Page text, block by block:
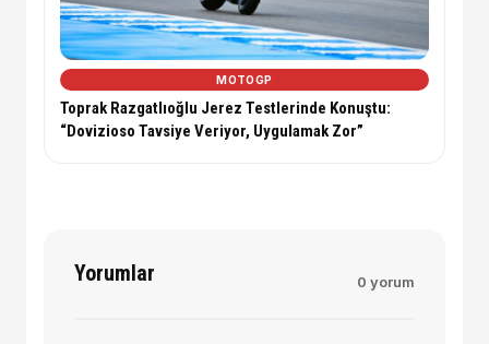
MOTOGP
Toprak Razgatlıoğlu Jerez Testlerinde Konuştu:
“Dovizioso Tavsiye Veriyor, Uygulamak Zor”
Yorumlar 0 yorum